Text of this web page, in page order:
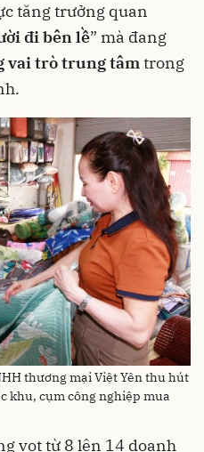
tăng trưởng quan
đi bên lề” mà đang
vai trò trung tâmtrong
thương mại Việt Yên thu hút
khu, cụm công nghiệp mua
vọt từ 8 lên 14 doanh